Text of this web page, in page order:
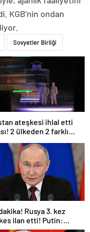
KGB’nin ondan
Sovyetler Birliği
ateşkesi ihlal etti
2 ülkeden 2 farklı
Rusya 3. kez
ilan etti! Putin:
ile görüşme